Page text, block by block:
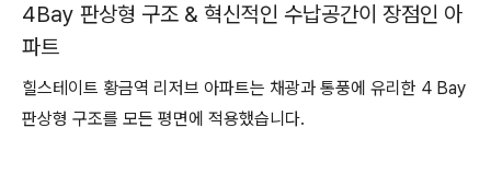
4Bay 판상형 구조 & 혁신적인 수납공간이 장점인 아
파트
힐스테이트 황금역 리저브 아파트는 채광과 통풍에 유리한 4 Bay
판상형 구조를 모든 평면에 적용했습니다.